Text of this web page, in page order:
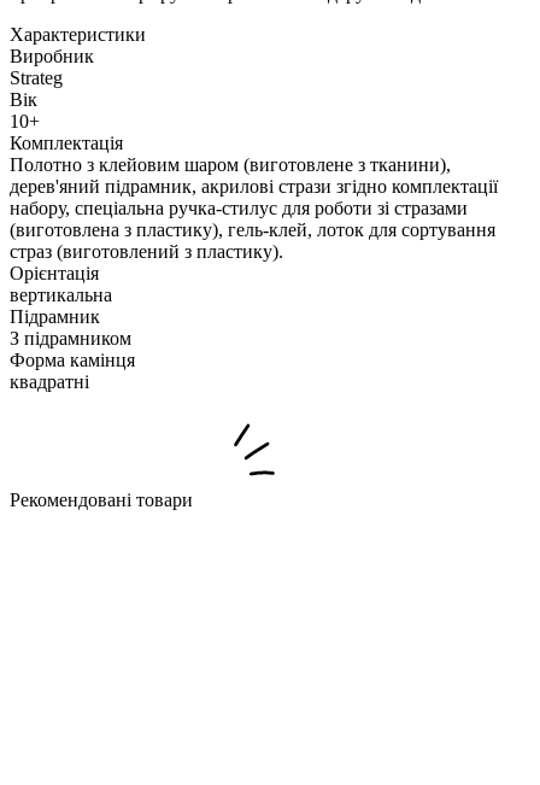
Характеристики
Виробник
Strateg
Вік
10+
Комплектація
Полотно з клейовим шаром (виготовлене з тканини),
дерев'яний підрамник, акрилові стрази згідно комплектації
набору, спеціальна ручка-стилус для роботи зі стразами
(виготовлена з пластику), гель-клей, лоток для сортування
страз (виготовлений з пластику).
Орієнтація
вертикальна
Підрамник
З підрамником
Форма камінця
квадратні
Рекомендовані товари